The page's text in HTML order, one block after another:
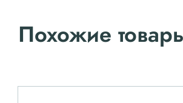
Похожие